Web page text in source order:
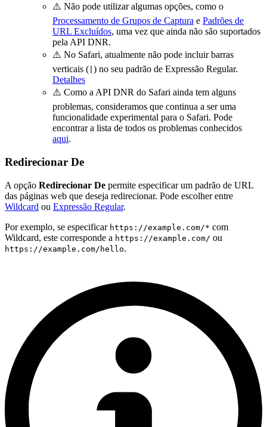
⚠️ Não pode utilizar algumas opções, como o
Processamento de Grupos de Captura e Padrões de
URL Excluídos, uma vez que ainda não são suportados
pela API DNR.
⚠️ No Safari, atualmente não pode incluir barras
verticais ( ) no seu padrão de Expressão Regular.
Detalhes
⚠️ Como a API DNR do Safari ainda tem alguns
problemas, consideramos que continua a ser uma
funcionalidade experimental para o Safari. Pode
encontrar a lista de todos os problemas conhecidos
aqui.
Redirecionar De
A opção Redirecionar De permite especificar um padrão de URL
das páginas web que deseja redirecionar. Pode escolher entre
Wildcard ou Expressão Regular.
Por exemplo, se especificar https://example.com/* com
Wildcard, este corresponde a https://example.com/ ou
https://example.com/hello.